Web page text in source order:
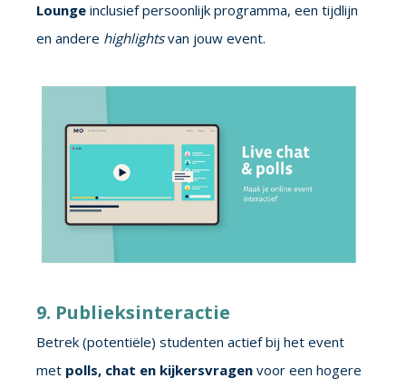
Lounge inclusief persoonlijk programma, een tijdlijn
en andere highlightsvan jouw event.
9. Publieksinteractie
Betrek (potentiële) studenten actief bij het event
met polls, chat en kijkersvragen voor een hogere